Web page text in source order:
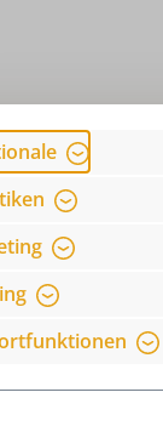
eG
GmbH, c/o
Seiffen,
modern